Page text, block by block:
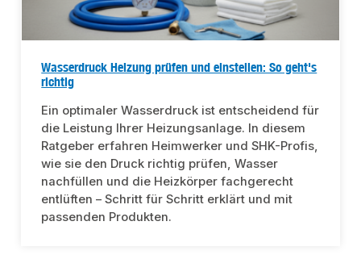
Wasserdruck Heizung prüfen und einstellen: So geht's
richtig
Ein optimaler Wasserdruck ist entscheidend für
die Leistung Ihrer Heizungsanlage. In diesem
Ratgeber erfahren Heimwerker und SHK-Profis,
wie sie den Druck richtig prüfen, Wasser
nachfüllen und die Heizkörper fachgerecht
entlüften – Schritt für Schritt erklärt und mit
passenden Produkten.